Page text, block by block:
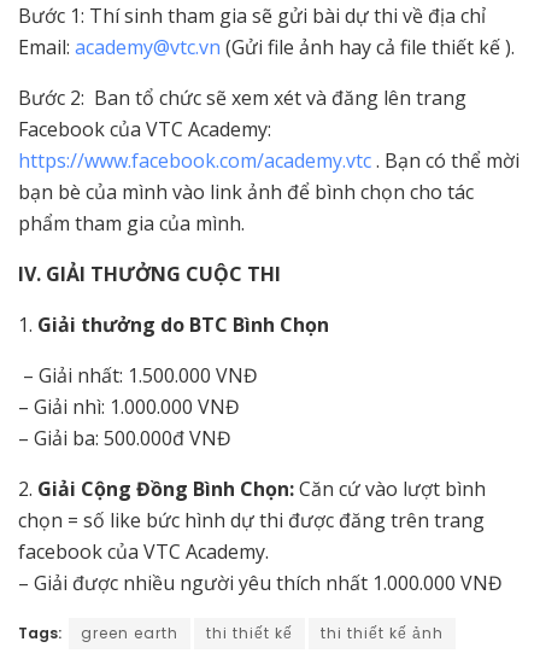
Bước 1: Thí sinh tham gia sẽ gửi bài dự thi về địa chỉ
Email: academy@vtc.vn (Gửi file ảnh hay cả file thiết kế ).
Bước 2: Ban tổ chức sẽ xem xét và đăng lên trang
Facebook của VTC Academy:
https://www.facebook.com/academy.vtc. Bạn có thể mời
bạn bè của mình vào link ảnh để bình chọn cho tác
phẩm tham gia của mình.
IV. GIẢI THƯỞNG CUỘC THI
1. Giải thưởng do BTC Bình Chọn
– Giải nhất: 1.500.000 VNĐ
– Giải nhì: 1.000.000 VNĐ
– Giải ba: 500.000đ VNĐ
2. Giải Cộng Đồng Bình Chọn:Căn cứ vào lượt bình
chọn = số like bức hình dự thi được đăng trên trang
facebook của VTC Academy.
– Giải được nhiều người yêu thích nhất 1.000.000 VNĐ
Tags: green earth thi thiết kế thi thiết kế ảnh